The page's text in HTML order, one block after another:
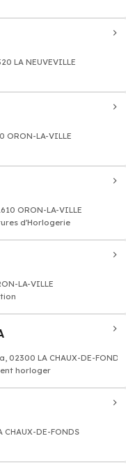
LA NEUVEVILLE
ORON-LA-VILLE
ORON-LA-VILLE
d'Horlogerie
LA-VILLE
LA CHAUX-DE-FONDS
horloger
DE-FONDS